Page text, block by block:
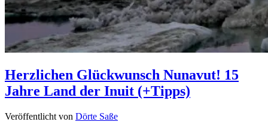
Herzlichen Glückwunsch Nunavut! 15
Jahre Land der Inuit (+Tipps)
Veröffentlicht von Dörte Saße